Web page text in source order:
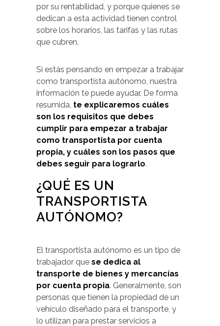
por su rentabilidad, y porque quienes se
dedican a esta actividad tienen control
sobre los horarios, las tarifas y las rutas
que cubren.
Si estás pensando en empezar a trabajar
como transportista autónomo, nuestra
información te puede ayudar. De forma
resumida, te explicaremos cuáles
son los requisitos que debes
cumplir para empezar a trabajar
como transportista por cuenta
propia, y cuáles son los pasos que
debes seguir para lograrlo.
¿QUÉ ES UN
TRANSPORTISTA
AUTÓNOMO?
El transportista autónomo es un tipo de
trabajador que se dedica al
transporte de bienes y mercancías
por cuenta propia. Generalmente, son
personas que tienen la propiedad de un
vehículo diseñado para el transporte, y
lo utilizan para prestar servicios a